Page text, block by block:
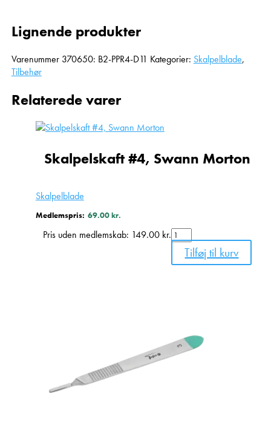
Lignende produkter
Varenummer 370650: B2-PPR4-D11 Kategorier: Skalpelblade,
Tilbehør
Relaterede varer
Skalpelblade
Skalpelskaft #4, Swann Morton
Medlemspris: 69.00kr.
Pris uden medlemskab: 149.00 kr. Skalpelskaft
#4,
Swann
Tilføj til kurv